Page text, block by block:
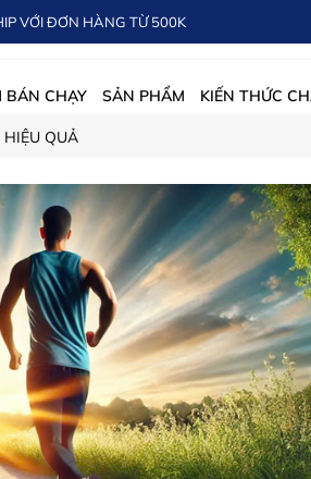
VỚI ĐƠN HÀNG TỪ 500K
BÁN CHẠY SẢN PHẨM KIẾN THỨC
QUẢ